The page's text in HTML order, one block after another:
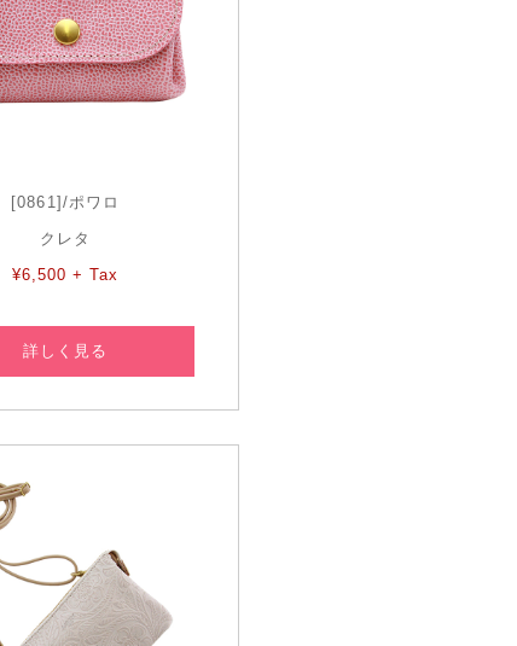
[0861]/ポワロ
クレタ
¥6,500 + Tax
詳しく見る